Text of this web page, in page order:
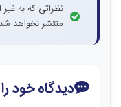
نظراتی که به غیر
منتشر نخواهد
دیدگاه خود